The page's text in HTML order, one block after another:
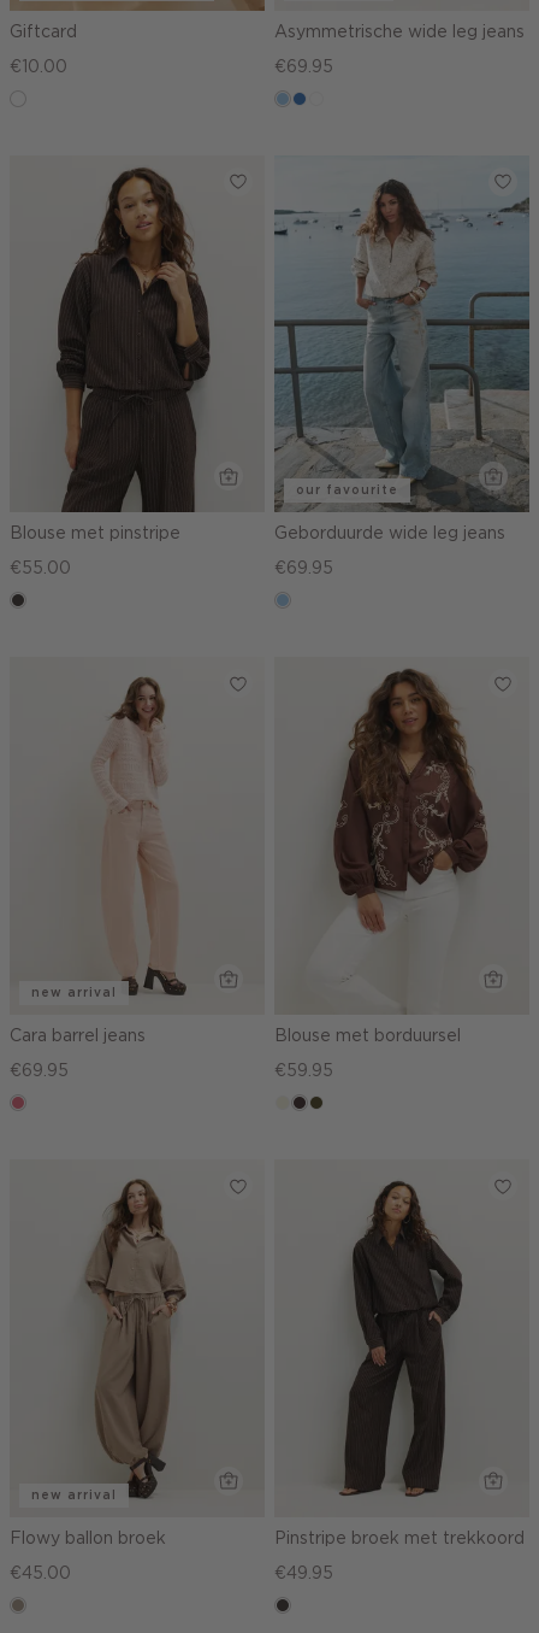
Giftcard
€10.00
Asymmetrische wide leg jeans
€69.95
blauw,
blauw,
Blouse met pinstripe
€55.00
choco
our favourite
Geborduurde wide leg jeans
€69.95
blauw,
new arrival
Cara barrel jeans
€69.95
rose,
Blouse met borduursel
€59.95
ecru
choco,
groen,
new arrival
Flowy ballon broek
€45.00
taupe,
Pinstripe broek met trekkoord
€49.95
choco